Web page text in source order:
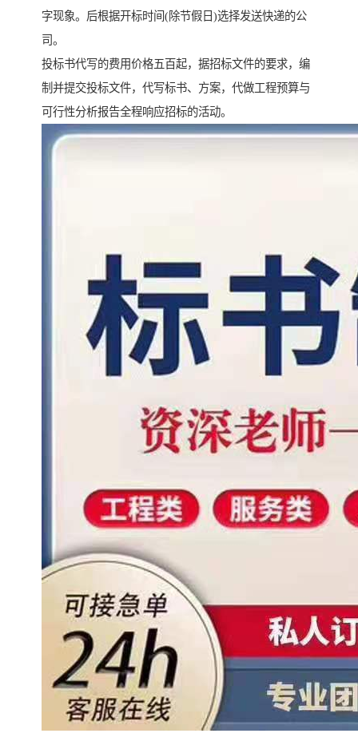
字现象。后根据开标时间(除节假日)选择发送快递的公
司。
投标书代写的费用价格五百起，据招标文件的要求，编
制并提交投标文件，代写标书、方案，代做工程预算与
可行性分析报告全程响应招标的活动。